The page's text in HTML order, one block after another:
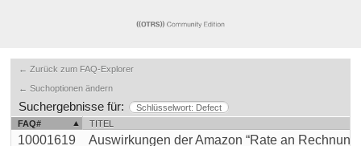
← Zurück zum FAQ-Explorer
← Suchoptionen ändern
Suchergebnisse für:
Schlüsselwort: Defect
FAQ#
TITEL
10001619 Auswirkungen der Amazon “Rate an